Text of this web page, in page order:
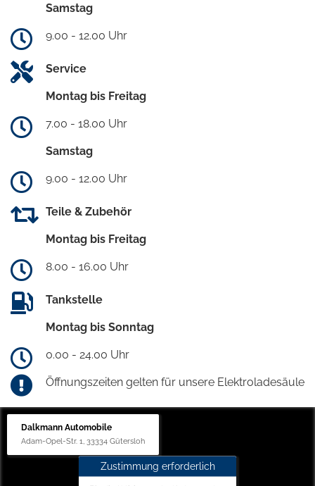
Samstag
9.00 - 12.00 Uhr
Service
Montag bis Freitag
7.00 - 18.00 Uhr
Samstag
9.00 - 12.00 Uhr
Teile & Zubehör
Montag bis Freitag
8.00 - 16.00 Uhr
Tankstelle
Montag bis Sonntag
0.00 - 24.00 Uhr
Öffnungszeiten gelten für unsere Elektroladesäule
Dalkmann Automobile
Adam-Opel-Str. 1, 33334 Gütersloh
Zustimmung erforderlich